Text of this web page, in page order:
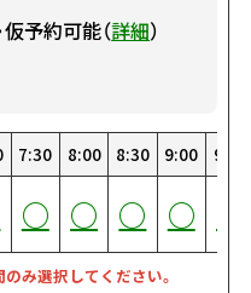
予約可能（詳細）
22:00
○
22:30
○
23:00
○
23:30
○
18:30
○
19:00
○
19:30
○
20:00
○
15:00
○
15:30
○
16:00
○
16:30
○
11:00
○
11:30
○
12:00
○
12:30
○
13:00
7:30
○
8:00
○
8:30
○
9:00
○
9:30
4:00
○
4:30
○
5:00
○
5:30
○
○
0:30
○
1:00
○
1:30
○
2:00
○
み選択してください。